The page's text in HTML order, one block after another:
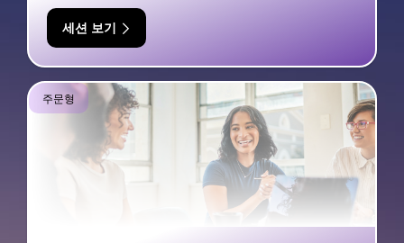
세션 보기
주문형